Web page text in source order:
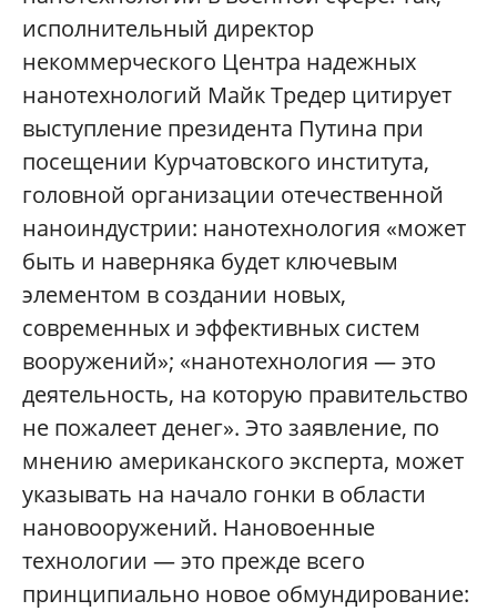
исполнительный директор
некоммерческого Центра надежных
нанотехнологий Майк Тредер цитирует
выступление президента Путина при
посещении Курчатовского института,
головной организации отечественной
наноиндустрии: нанотехнология «может
быть и наверняка будет ключевым
элементом в создании новых,
современных и эффективных систем
вооружений»; «нанотехнология — это
деятельность, на которую правительство
не пожалеет денег». Это заявление, по
мнению американского эксперта, может
указывать на начало гонки в области
нановооружений. Нановоенные
технологии — это прежде всего
принципиально новое обмундирование: